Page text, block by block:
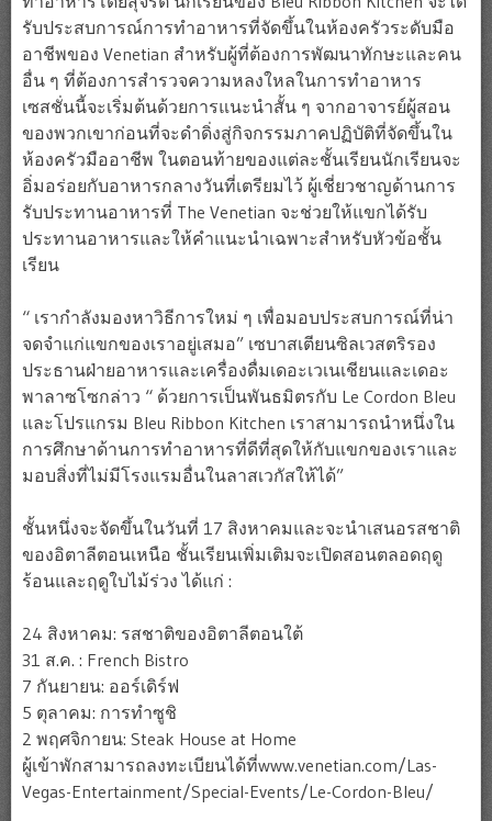
รับประสบการณ์การทำอาหารที่จัดขึ้นในห้องครัวระดับมือ
อาชีพของ Venetian สำหรับผู้ที่ต้องการพัฒนาทักษะและคน
อื่น ๆ ที่ต้องการสำรวจความหลงใหลในการทำอาหาร
เซสชั่นนี้จะเริ่มต้นด้วยการแนะนำสั้น ๆ จากอาจารย์ผู้สอน
ของพวกเขาก่อนที่จะดำดิ่งสู่กิจกรรมภาคปฏิบัติที่จัดขึ้นใน
ห้องครัวมืออาชีพ ในตอนท้ายของแต่ละชั้นเรียนนักเรียนจะ
อิ่มอร่อยกับอาหารกลางวันที่เตรียมไว้ ผู้เชี่ยวชาญด้านการ
รับประทานอาหารที่ The Venetian จะช่วยให้แขกได้รับ
ประทานอาหารและให้คำแนะนำเฉพาะสำหรับหัวข้อชั้น
เรียน
“ เรากำลังมองหาวิธีการใหม่ ๆ เพื่อมอบประสบการณ์ที่น่า
จดจำแก่แขกของเราอยู่เสมอ” เซบาสเตียนซิลเวสตริรอง
ประธานฝ่ายอาหารและเครื่องดื่มเดอะเวเนเชียนและเดอะ
พาลาซโซกล่าว “ ด้วยการเป็นพันธมิตรกับ Le Cordon Bleu
และโปรแกรม Bleu Ribbon Kitchen เราสามารถนำหนึ่งใน
การศึกษาด้านการทำอาหารที่ดีที่สุดให้กับแขกของเราและ
มอบสิ่งที่ไม่มีโรงแรมอื่นในลาสเวกัสให้ได้”
ชั้นหนึ่งจะจัดขึ้นในวันที่ 17 สิงหาคมและจะนำเสนอรสชาติ
ของอิตาลีตอนเหนือ ชั้นเรียนเพิ่มเติมจะเปิดสอนตลอดฤดู
ร้อนและฤดูใบไม้ร่วง ได้แก่ :
24 สิงหาคม: รสชาติของอิตาลีตอนใต้
31 ส.ค. : French Bistro
7 กันยายน: ออร์เดิร์ฟ
5 ตุลาคม: การทำซูชิ
2 พฤศจิกายน: Steak House at Home
ผู้เข้าพักสามารถลงทะเบียนได้ที่www.venetian.com/Las-
Vegas-Entertainment/Special-Events/Le-Cordon-Bleu/